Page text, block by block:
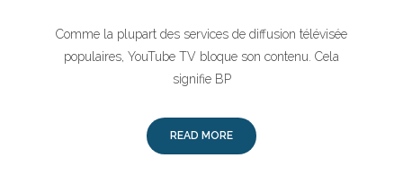
Comme la plupart des services de diffusion télévisée
populaires, YouTube TV bloque son contenu. Cela
signifie BP
READ MORE